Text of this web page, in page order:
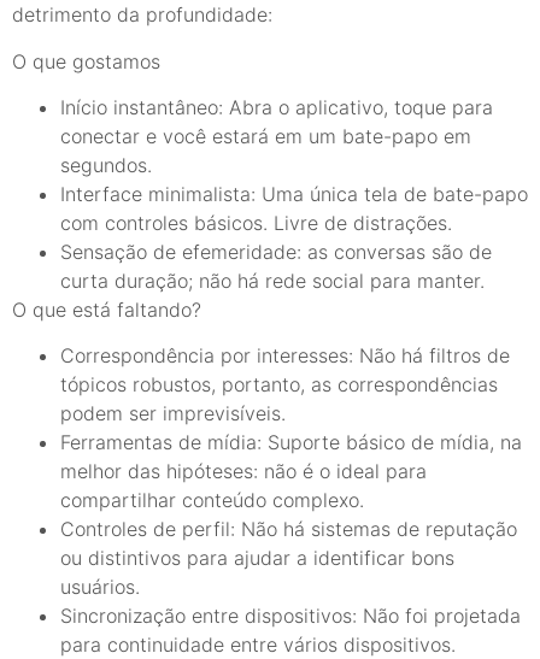
detrimento da profundidade:
O que gostamos
Início instantâneo: Abra o aplicativo, toque para
conectar e você estará em um bate-papo em
segundos.
Interface minimalista: Uma única tela de bate-papo
com controles básicos. Livre de distrações.
Sensação de efemeridade: as conversas são de
curta duração; não há rede social para manter.
O que está faltando?
Correspondência por interesses: Não há filtros de
tópicos robustos, portanto, as correspondências
podem ser imprevisíveis.
Ferramentas de mídia: Suporte básico de mídia, na
melhor das hipóteses: não é o ideal para
compartilhar conteúdo complexo.
Controles de perfil: Não há sistemas de reputação
ou distintivos para ajudar a identificar bons
usuários.
Sincronização entre dispositivos: Não foi projetada
para continuidade entre vários dispositivos.